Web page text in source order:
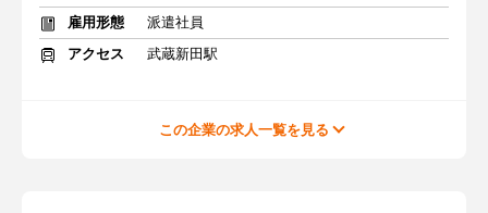
雇用形態
派遣社員
アクセス
武蔵新田駅
この企業の求人一覧を見る